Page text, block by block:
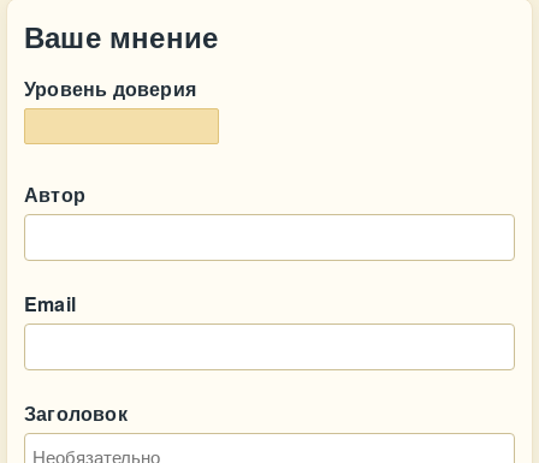
Ваше мнение
Уровень доверия
Автор
Email
Заголовок